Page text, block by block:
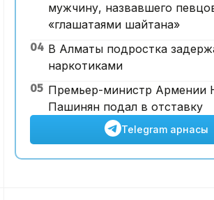
мужчину, назвавшего
«глашатаями шайтана»
04 В Алматы подростка
наркотиками
05 Премьер-министр Армении
Пашинян подал в отставку
Telegram арнасы